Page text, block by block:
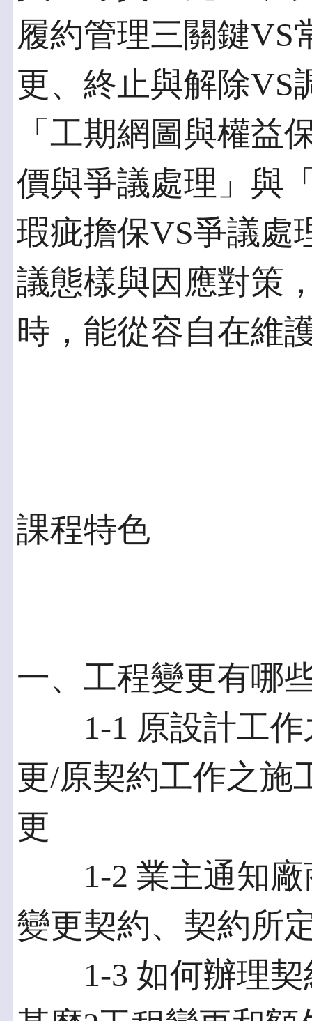
履約管理三關鍵VS
更、終止與解除VS
「工期網圖與權益
價與爭議處理」與
瑕疵擔保VS爭議處
議態樣與因應對策
時，能從容自在維
課程特色
一、工程變更有哪
1-1 原設計工作
更/原契約工作之施
更
1-2 業主通知廠
變更契約、契約所
1-3 如何辦理契